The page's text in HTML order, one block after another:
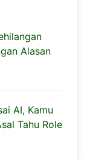
Alasan
AI, Kamu
Tahu Role